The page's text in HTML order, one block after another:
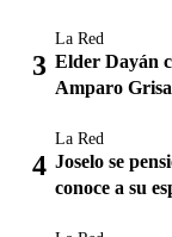
La Red
Elder Dayán
Amparo
La Red
Joselo se
conoce a su